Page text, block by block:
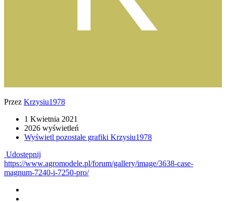
Przez Krzysiu1978
1 Kwietnia 2021
2026 wyświetleń
Wyświetl pozostałe grafiki Krzysiu1978
Udostępnij
https://www.agromodele.pl/forum/gallery/image/3638-case-
magnum-7240-i-7250-pro/